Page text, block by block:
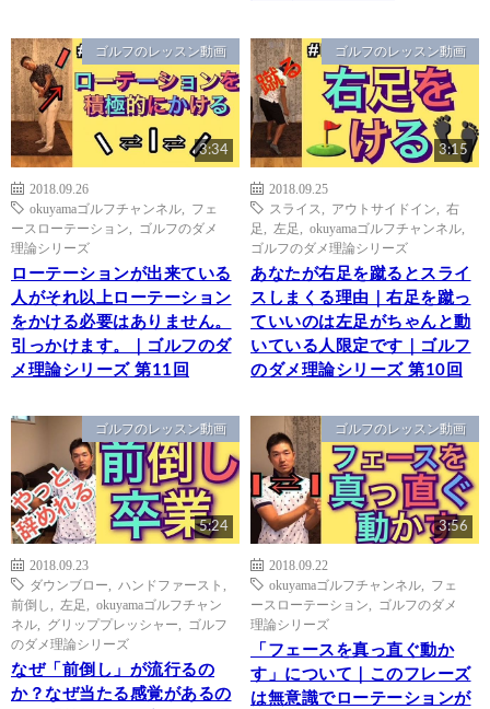
ゴルフのレッスン動画
3:34
2018.09.26
okuyamaゴルフチャンネル
フェ
ースローテーション
ゴルフのダメ
理論シリーズ
ローテーションが出来ている
人がそれ以上ローテーション
をかける必要はありません。
引っかけます。｜ゴルフのダ
メ理論シリーズ 第11回
ゴルフのレッスン動画
3:15
2018.09.25
スライス
アウトサイドイン
右
足
左足 okuyamaゴルフチャンネル
ゴルフのダメ理論シリーズ
あなたが右足を蹴るとスライ
スしまくる理由｜右足を蹴っ
ていいのは左足がちゃんと動
いている人限定です｜ゴルフ
のダメ理論シリーズ 第10回
ゴルフのレッスン動画
5:24
2018.09.23
ダウンブロー
ハンドファースト
前倒し
左足
okuyamaゴルフチャン
ネル
グリッププレッシャー
ゴルフ
のダメ理論シリーズ
なぜ「前倒し」が流行るの
か？なぜ当たる感覚があるの
ゴルフのレッスン動画
3:56
2018.09.22
okuyamaゴルフチャンネル
フェ
ースローテーション
ゴルフのダメ
理論シリーズ
「フェースを真っ直ぐ動か
す」について｜このフレーズ
は無意識でローテーションが